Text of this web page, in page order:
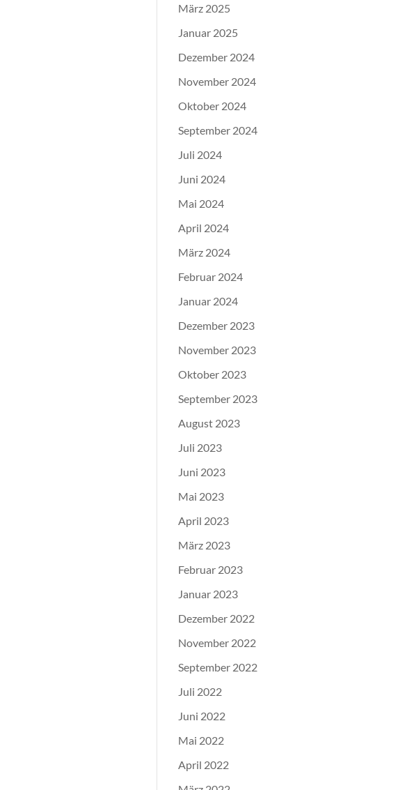
März 2025
Januar 2025
Dezember 2024
November 2024
Oktober 2024
September 2024
Juli 2024
Juni 2024
Mai 2024
April 2024
März 2024
Februar 2024
Januar 2024
Dezember 2023
November 2023
Oktober 2023
September 2023
August 2023
Juli 2023
Juni 2023
Mai 2023
April 2023
März 2023
Februar 2023
Januar 2023
Dezember 2022
November 2022
September 2022
Juli 2022
Juni 2022
Mai 2022
April 2022